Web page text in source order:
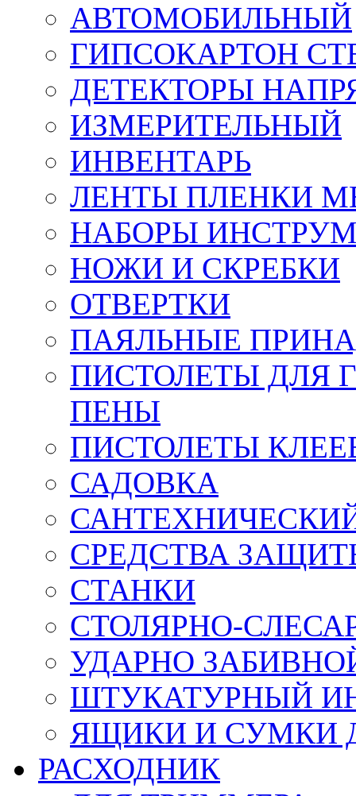
АВТОМОБИЛЬНЫЙ
ГИПСОКАРТОН
ДЕТЕКТОРЫ
ИЗМЕРИТЕЛЬНЫЙ
ИНВЕНТАРЬ
ЛЕНТЫ ПЛЕНКИ
НАБОРЫ
НОЖИ И СКРЕБКИ
ОТВЕРТКИ
ПАЯЛЬНЫЕ
ПИСТОЛЕТЫ ДЛЯ
ПЕНЫ
ПИСТОЛЕТЫ
САДОВКА
СРЕДСТВА
СТАНКИ
СТОЛЯРНО-
УДАРНО
ШТУКАТУРНЫЙ
ЯЩИКИ И СУМКИ
РАСХОДНИК